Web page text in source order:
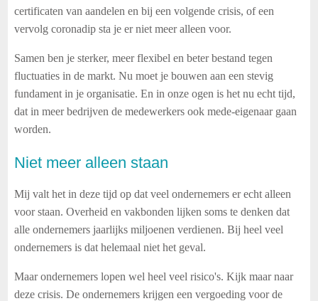
certificaten van aandelen en bij een volgende crisis, of een
vervolg coronadip sta je er niet meer alleen voor.
Samen ben je sterker, meer flexibel en beter bestand tegen
fluctuaties in de markt. Nu moet je bouwen aan een stevig
fundament in je organisatie. En in onze ogen is het nu echt tijd,
dat in meer bedrijven de medewerkers ook mede-eigenaar gaan
worden.
Niet meer alleen staan
Mij valt het in deze tijd op dat veel ondernemers er echt alleen
voor staan. Overheid en vakbonden lijken soms te denken dat
alle ondernemers jaarlijks miljoenen verdienen. Bij heel veel
ondernemers is dat helemaal niet het geval.
Maar ondernemers lopen wel heel veel risico's. Kijk maar naar
deze crisis. De ondernemers krijgen een vergoeding voor de